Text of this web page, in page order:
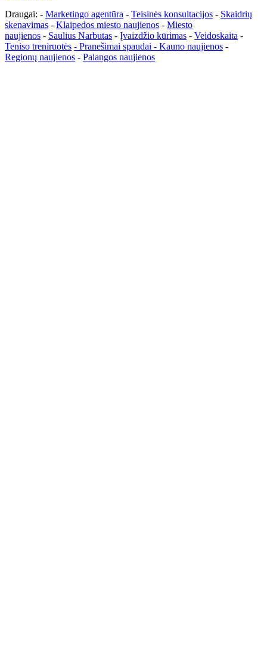
Draugai: - Marketingo agentūra - Teisinės konsultacijos - Skaidrių
skenavimas - Klaipedos miesto naujienos - Miesto
naujienos - Saulius Narbutas - Įvaizdžio kūrimas - Veidoskaita -
Teniso treniruotės - Pranešimai spaudai - Kauno naujienos -
Regionų naujienos - Palangos naujienos